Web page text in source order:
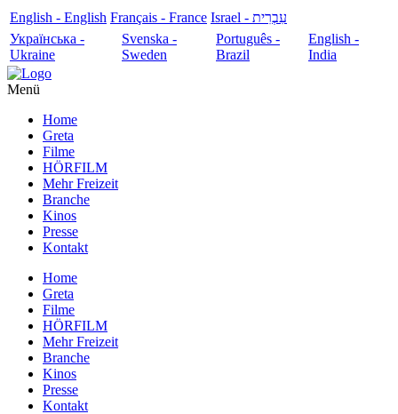
English - English Français - France
עִבְרִית - Israel
Українська -
Ukraine
Svenska -
Sweden
Português -
Brazil
English -
India
Menü
Home
Greta
Filme
HÖRFILM
Mehr Freizeit
Branche
Kinos
Presse
Kontakt
Home
Greta
Filme
HÖRFILM
Mehr Freizeit
Branche
Kinos
Presse
Kontakt